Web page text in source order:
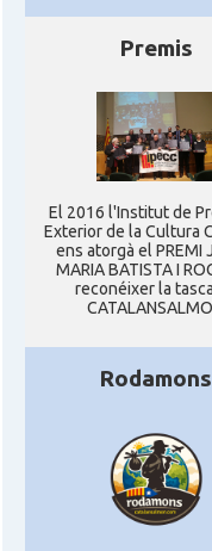
Premis
El 2016 l'Institut de
Exterior de la Cultura
ens atorgà el PREMI
MARIA BATISTA I
reconéixer la
Rodamons